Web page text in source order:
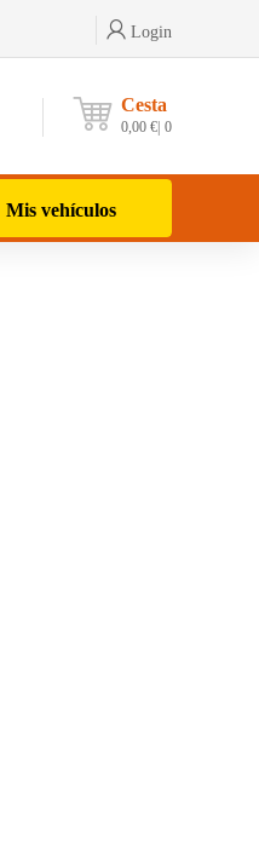
Login
Cesta
0,00 € 0
Mis vehículos